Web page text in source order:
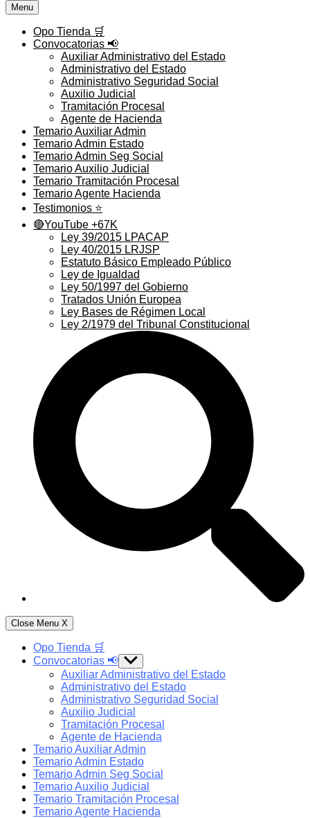
Menu
Opo Tienda 🛒
Convocatorias 📢
Auxiliar Administrativo del Estado
Administrativo del Estado
Administrativo Seguridad Social
Auxilio Judicial
Tramitación Procesal
Agente de Hacienda
Temario Auxiliar Admin
Temario Admin Estado
Temario Admin Seg Social
Temario Auxilio Judicial
Temario Tramitación Procesal
Temario Agente Hacienda
Testimonios ⭐️
🔴YouTube +67K
Ley 39/2015 LPACAP
Ley 40/2015 LRJSP
Estatuto Básico Empleado Público
Ley de Igualdad
Ley 50/1997 del Gobierno
Tratados Unión Europea
Ley Bases de Régimen Local
Ley 2/1979 del Tribunal Constitucional
Close Menu X
Opo Tienda 🛒
Convocatorias 📢 Show
sub
menu
Auxiliar Administrativo del Estado
Administrativo del Estado
Administrativo Seguridad Social
Auxilio Judicial
Tramitación Procesal
Agente de Hacienda
Temario Auxiliar Admin
Temario Admin Estado
Temario Admin Seg Social
Temario Auxilio Judicial
Temario Tramitación Procesal
Temario Agente Hacienda